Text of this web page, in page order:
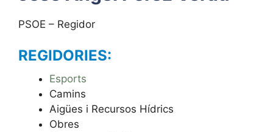
PSOE – Regidor
REGIDORIES:
Esports
Camins
Aigües i Recursos Hídrics
Obres